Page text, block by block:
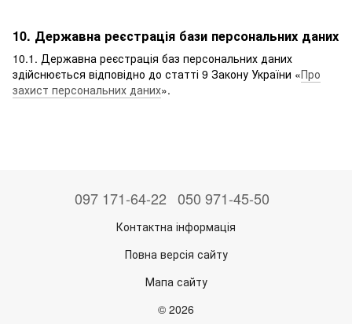
10. Державна реєстрація бази персональних даних
10.1. Державна реєстрація баз персональних даних
здійснюється відповідно до статті 9 Закону України «Про
захист персональних даних».
097 171-64-22 050 971-45-50
Контактна інформація
Повна версія сайту
Мапа сайту
© 2026